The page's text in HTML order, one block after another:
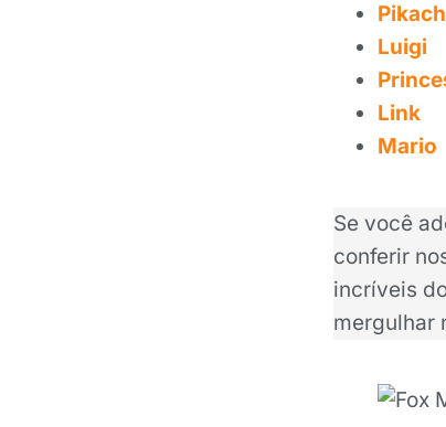
Luigi
Link
Mario
Se você
conferir
incríveis
mergulhar